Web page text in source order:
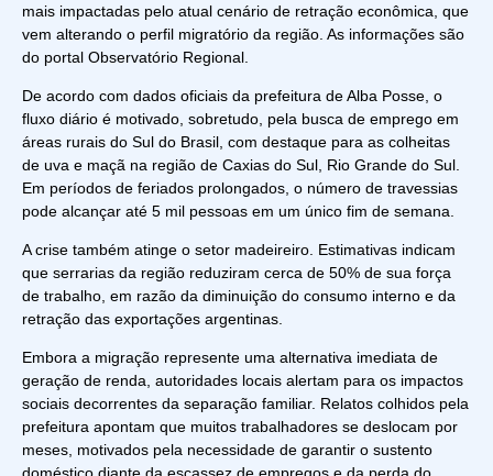
mais impactadas pelo atual cenário de retração econômica, que
vem alterando o perfil migratório da região. As informações são
do portal Observatório Regional
De acordo com dados oficiais da prefeitura de Alba Posse, o
fluxo diário é motivado, sobretudo, pela busca de emprego em
áreas rurais do Sul do Brasil, com destaque para as colheitas
de uva e maçã na região de Caxias do Sul, Rio Grande do Sul.
Em períodos de feriados prolongados, o número de travessias
pode alcançar até 5 mil pessoas em um único fim de semana.
A crise também atinge o setor madeireiro. Estimativas indicam
que serrarias da região reduziram cerca de 50% de sua força
de trabalho, em razão da diminuição do consumo interno e da
retração das exportações argentinas.
Embora a migração represente uma alternativa imediata de
geração de renda, autoridades locais alertam para os impactos
sociais decorrentes da separação familiar. Relatos colhidos pela
prefeitura apontam que muitos trabalhadores se deslocam por
meses, motivados pela necessidade de garantir o sustento